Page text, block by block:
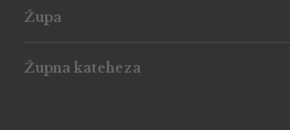
Župa
Župna kateheza